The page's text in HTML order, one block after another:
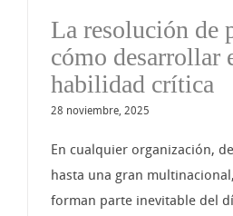
La resolución de
cómo desarrollar
habilidad crítica
28 noviembre, 2025
En cualquier organización,
hasta una gran
forman parte inevitable del